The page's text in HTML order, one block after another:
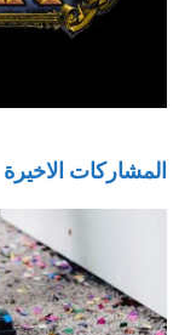
المشاركات الاخيرة